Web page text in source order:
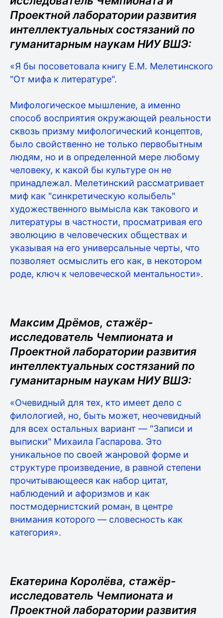
Проектной лаборатории развития
интеллектуальных состязаний по
гуманитарным наукам НИУ ВШЭ:
«Я бы посоветовала книгу Е.М. Мелетинского
"От мифа к литературе".
Мифологическое мышление, а именно
способ восприятия окружающей реальности
сквозь призму мифологический концептов,
было свойственно не только первобытным
людям, но и в определенной мере любому
человеку, к какой бы культуре он не
принадлежал. Мелетинский рассматривает
миф как "синкретическую колыбель"
художественного вымысла как такового и
литературы в частности, просматривая его
эволюцию в человеческих обществах и
указывая на его универсальные черты, что
позволяет осмыслить его как, в некотором
роде, ключ к человеческой ментальности».
Максим Дрёмов, стажёр-
исследователь Чемпионата и
Проектной лаборатории развития
интеллектуальных состязаний по
гуманитарным наукам НИУ ВШЭ:
«Очевидный для тех, кто имеет дело с
филологией, но, быть может, неочевидный
для всех остальных вариант — "Записи и
выписки" Михаила Гаспарова. Это
уникальное по своей жанровой форме и
структуре произведение, в равной степени
прочитывающееся как набор цитат,
наблюдений и афоризмов и как
постмодернистский роман, в центре
внимания которого — словесность как
категория».
Екатерина Королёва, стажёр-
исследователь Чемпионата и
Проектной лаборатории развития